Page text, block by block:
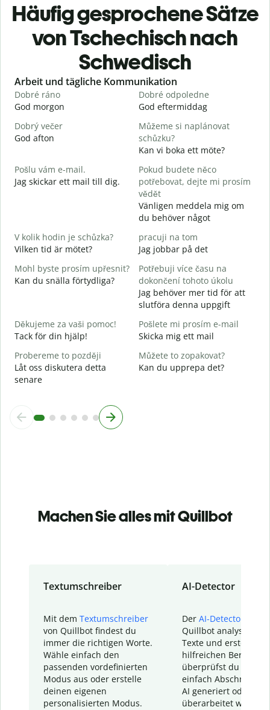
Häufig gesprochene Sätze
von Tschechisch nach
Schwedisch
Slide 1 of 6
Arbeit und tägliche Kommunikation
Dobré ráno
God morgon
Dobré odpoledne
God eftermiddag
Dobrý večer
God afton
Můžeme si naplánovat
schůzku?
Kan vi boka ett möte?
Pošlu vám e-mail.
Jag skickar ett mail till dig.
Pokud budete něco
potřebovat, dejte mi prosím
vědět
Vänligen meddela mig om
du behöver något
V kolik hodin je schůzka?
Vilken tid är mötet?
pracuji na tom
Jag jobbar på det
Mohl byste prosím upřesnit?
Kan du snälla förtydliga?
Potřebuji více času na
dokončení tohoto úkolu
Jag behöver mer tid för att
slutföra denna uppgift
Děkujeme za vaši pomoc!
Tack för din hjälp!
Pošlete mi prosím e-mail
Skicka mig ett mail
Probereme to později
Låt oss diskutera detta
senare
Můžete to zopakovat?
Kan du upprepa det?
Machen Sie alles mit Quillbot
Textumschreiber
Mit dem Textumschreiber
von Quillbot findest du
immer die richtigen Worte.
Wähle einfach den
passenden vordefinierten
Modus aus oder erstelle
deinen eigenen
personalisierten Modus.
AI-Detector
Der AI-Detector
Quillbot analysiert
Texte und erstellt
hilfreichen Bericht.
überprüfst du
einfach Abschnitte,
AI generiert oder
überarbeitet wurden.